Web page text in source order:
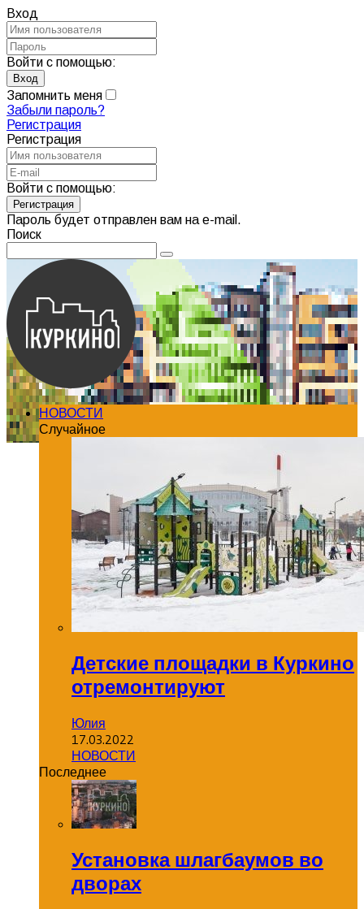
Вход
Войти с помощью:
Запомнить меня
Забыли пароль?
Регистрация
Регистрация
Войти с помощью:
Пароль будет отправлен вам на e-mail.
Поиск
НОВОСТИ
Случайное
Детские площадки в Куркино
отремонтируют
Юлия
17.03.2022
НОВОСТИ
Последнее
Установка шлагбаумов во
дворах